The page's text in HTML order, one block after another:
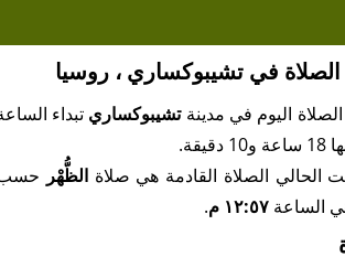
في تشيبوكساري ، روسيا
اليوم في مدينةتشيبوكساري تبداء
الحالي الصلاة القادمة هي صلاةالظُّهْر حسب
الساعة ١٢:٥٧ م .